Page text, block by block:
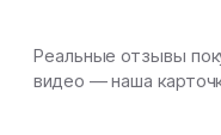
Реальные отзывы
видео — наша